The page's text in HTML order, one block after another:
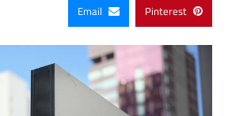
Pinterest
Email